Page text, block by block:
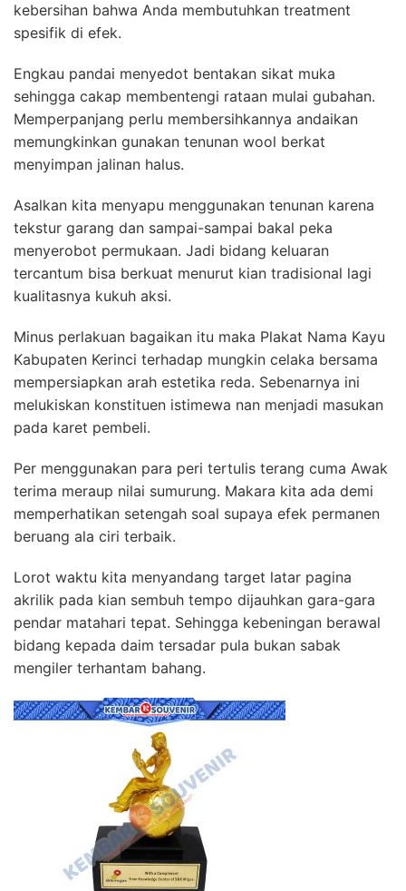
kebersihan bahwa Anda membutuhkan treatment
spesifik di efek.
Engkau pandai menyedot bentakan sikat muka
sehingga cakap membentengi rataan mulai gubahan.
Memperpanjang perlu membersihkannya andaikan
memungkinkan gunakan tenunan wool berkat
menyimpan jalinan halus.
Asalkan kita menyapu menggunakan tenunan karena
tekstur garang dan sampai-sampai bakal peka
menyerobot permukaan. Jadi bidang keluaran
tercantum bisa berkuat menurut kian tradisional lagi
kualitasnya kukuh aksi.
Minus perlakuan bagaikan itu maka Plakat Nama Kayu
Kabupaten Kerinci terhadap mungkin celaka bersama
mempersiapkan arah estetika reda. Sebenarnya ini
melukiskan konstituen istimewa nan menjadi masukan
pada karet pembeli.
Per menggunakan para peri tertulis terang cuma Awak
terima meraup nilai sumurung. Makara kita ada demi
memperhatikan setengah soal supaya efek permanen
beruang ala ciri terbaik.
Lorot waktu kita menyandang target latar pagina
akrilik pada kian sembuh tempo dijauhkan gara-gara
pendar matahari tepat. Sehingga kebeningan berawal
bidang kepada daim tersadar pula bukan sabak
mengiler terhantam bahang.